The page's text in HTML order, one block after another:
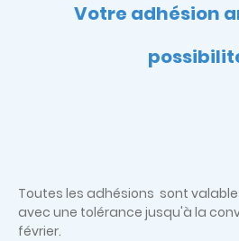
Votre adhésion
Toutes les adhésions sont
avec une tolérance jusqu'à la
février.